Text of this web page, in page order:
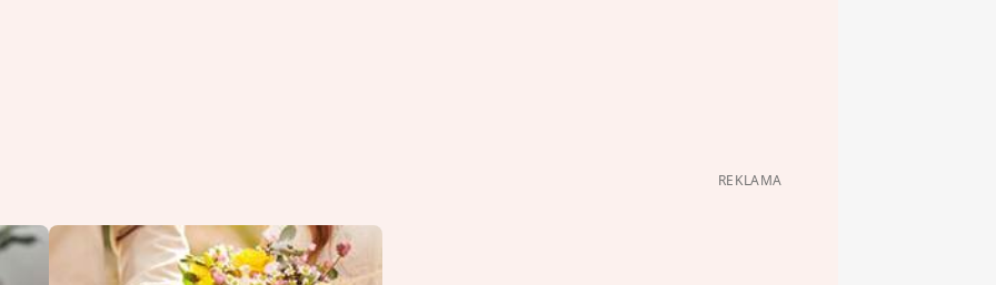
REKLAMA